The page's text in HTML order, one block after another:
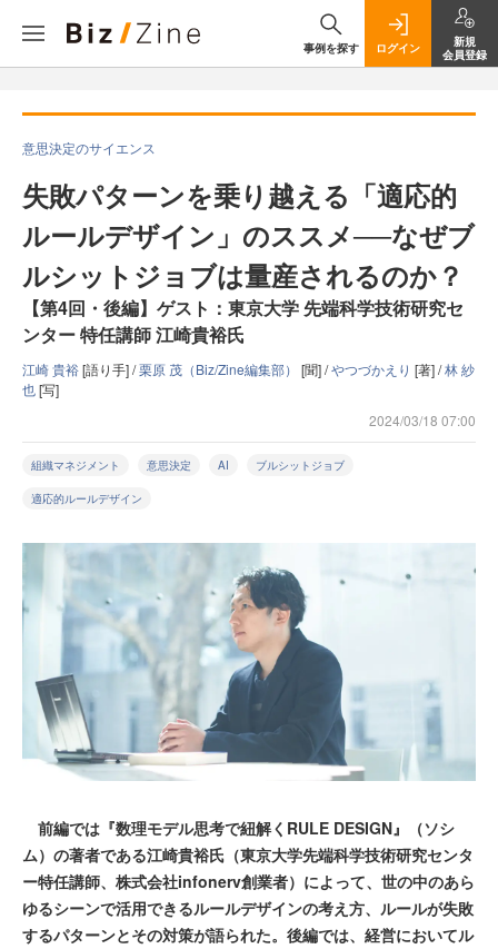
事例を探す ログイン
新規
会員登録
意思決定のサイエンス
失敗パターンを乗り越える「適応的
ルールデザイン」のススメ──なぜブ
ルシットジョブは量産されるのか？
【第4回・後編】ゲスト：東京大学 先端科学技術研究セ
ンター 特任講師 江崎貴裕氏
江崎 貴裕[語り手] /栗原 茂（Biz/Zine編集部） [聞] /やつづかえり [著] /林 紗
也[写]
2024/03/18 07:00
組織マネジメント 意思決定 AI ブルシットジョブ
適応的ルールデザイン
前編では『数理モデル思考で紐解くRULE DESIGN』（ソシ
ム）の著者である江崎貴裕氏（東京大学先端科学技術研究センタ
ー特任講師、株式会社infonerv創業者）によって、世の中のあら
ゆるシーンで活用できるルールデザインの考え方、ルールが失敗
するパターンとその対策が語られた。後編では、経営においてル